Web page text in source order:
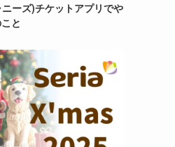
ーズ)チケットアプリでや
と